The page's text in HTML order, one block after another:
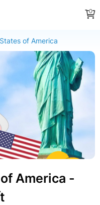
0
of America
America -